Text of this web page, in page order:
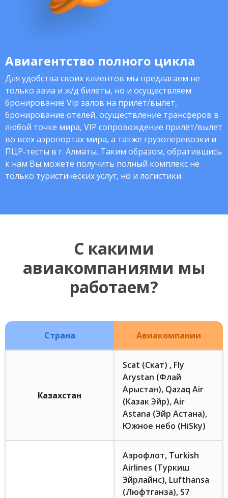
Авиагентство полного цикла
Для удобства своих клиентов мы предлагаем не
только авиа и ж/д билеты, но и осуществляем
бронирование Vip залов на прилёт/вылет,
бронирование отелей, осуществление трансферов в
любой точке мира, VIP сопровождение прилёт/вылет
во всех аэропортах мира, а также грузоперевозки и
ПЦР-тесты в г. Алматы. Таким образом, обратившись
к нам Вы можете получить полный комплекс не
только туристических услуг, но и логистики.
С какими
авиакомпаниями мы
работаем?
Страна Авиакомпании
Казахстан
Scat (Скат) , Fly
Arystan (Флай
Арыстан), Qazaq Air
(Казак Эйр), Air
Astana (Эйр Астана),
Южное небо (HiSky)
Аэрофлот, Turkish
Airlines (Туркиш
Эйрлайнс), Lufthansa
(Люфтганза), S7